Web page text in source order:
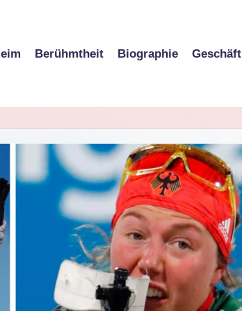
Berühmtheit Biographie Geschäft